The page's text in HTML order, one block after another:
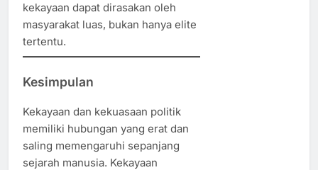
kekayaan dapat dirasakan oleh
masyarakat luas, bukan hanya elite
tertentu.
Kesimpulan
Kekayaan dan kekuasaan politik
memiliki hubungan yang erat dan
saling memengaruhi sepanjang
sejarah manusia. Kekayaan